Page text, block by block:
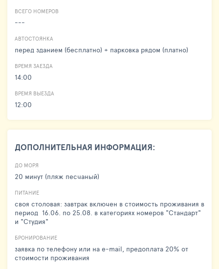
ВСЕГО НОМЕРОВ
---
АВТОСТОЯНКА
перед зданием (бесплатно) + парковка рядом (платно)
ВРЕМЯ ЗАЕЗДА
14:00
ВРЕМЯ ВЫЕЗДА
12:00
ДОПОЛНИТЕЛЬНАЯ ИНФОРМАЦИЯ:
ДО МОРЯ
20 минут (пляж песчаный)
ПИТАНИЕ
своя столовая: завтрак включен в стоимость проживания в
период 16.06. по 25.08. в категориях номеров "Стандарт"
и "Студия"
БРОНИРОВАНИЕ
заявка по телефону или на e-mail, предоплата 20% от
стоимости проживания